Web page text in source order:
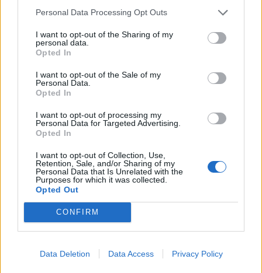
Personal Data Processing Opt Outs
I want to opt-out of the Sharing of my
personal data.
Opted In
I want to opt-out of the Sale of my
Personal Data.
Opted In
I want to opt-out of processing my
Personal Data for Targeted Advertising.
Opted In
I want to opt-out of Collection, Use,
Retention, Sale, and/or Sharing of my
Personal Data that Is Unrelated with the
Purposes for which it was collected.
Opted Out
CONFIRM
Data Deletion Data Access Privacy Policy
2024. május 04., szombat
Kikapott, de ettől még a legjobb
négy közé jutott a Győr a női
kézilabda BL-ben